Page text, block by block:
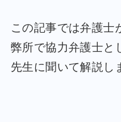
この記事では弁護士
弊所で協力弁護士と
先生に聞いて解説し